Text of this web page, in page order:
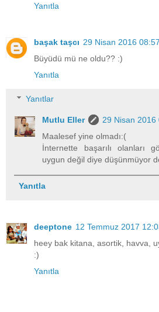
Yanıtla
başak taşcı 29 Nisan 2016 08:57
Büyüdü mü ne oldu?? :)
Yanıtla
Yanıtlar
Mutlu Eller
29 Nisan 2016
Maalesef yine olmadı:(
İnternette başarılı olanları
uygun değil diye düşünmüyor
Yanıtla
deeptone 12 Temmuz 2017
heey bak kitana, asortik, havva,
:)
Yanıtla